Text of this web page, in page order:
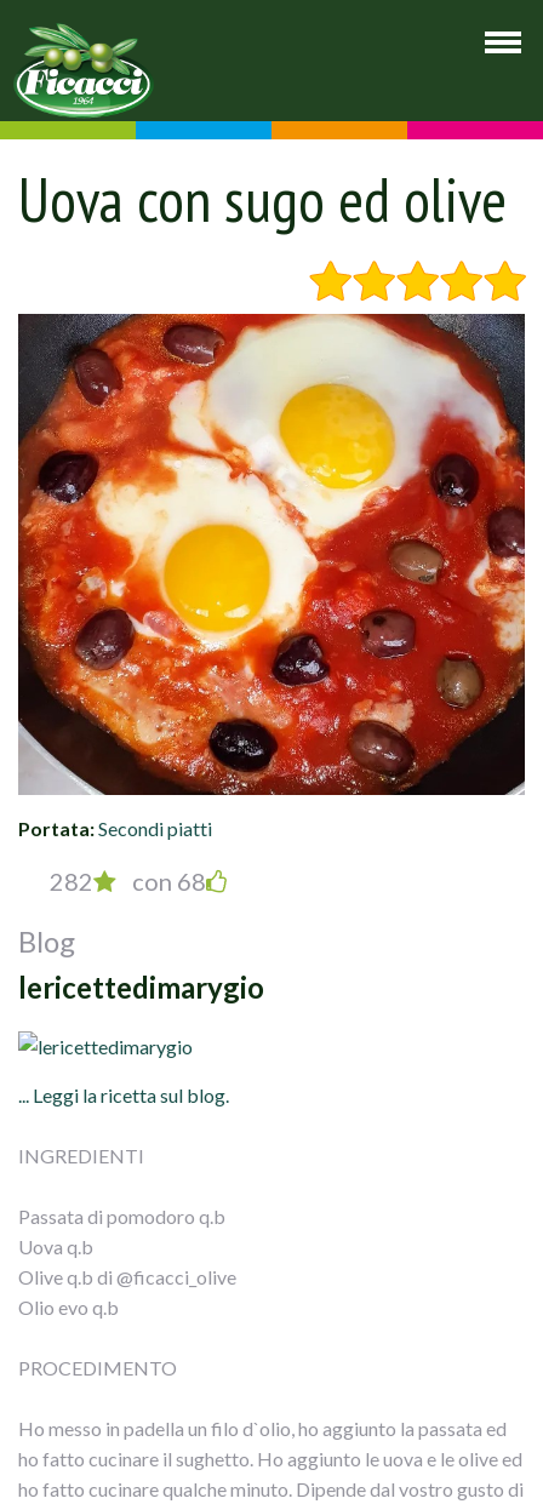
Uova con sugo ed olive
Portata:Secondi piatti
282 con 68
Blog
lericettedimarygio
... Leggi la ricetta sul blog.
INGREDIENTI
Passata di pomodoro q.b
Uova q.b
Olive q.b di @ficacci_olive
Olio evo q.b
PROCEDIMENTO
Ho messo in padella un filo d`olio, ho aggiunto la passata ed
ho fatto cucinare il sughetto. Ho aggiunto le uova e le olive ed
ho fatto cucinare qualche minuto. Dipende dal vostro gusto di